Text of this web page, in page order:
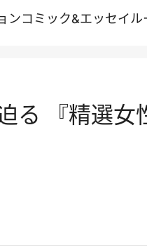
ンコミック&エッセイル
る 『精選